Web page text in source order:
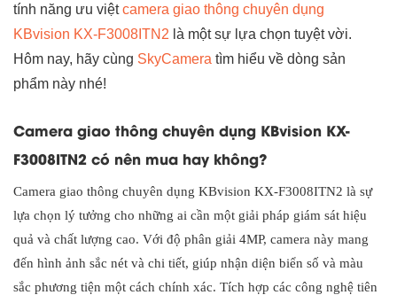
tính năng ưu việtcamera giao thông chuyên dụng
KBvision KX-F3008ITN2 là một sự lựa chọn tuyệt vời.
Hôm nay, hãy cùng SkyCamera tìm hiểu về dòng sản
phẩm này nhé!
Camera giao thông chuyên dụng KBvision KX-
F3008ITN2 có nên mua hay không?
Camera giao thông chuyên dụng KBvision KX-F3008ITN2 là sự
lựa chọn lý tưởng cho những ai cần một giải pháp giám sát hiệu
quả và chất lượng cao. Với độ phân giải 4MP, camera này mang
đến hình ảnh sắc nét và chi tiết, giúp nhận diện biển số và màu
sắc phương tiện một cách chính xác. Tích hợp các công nghệ tiên